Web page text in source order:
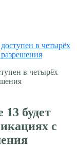
в четырёх
будет
с